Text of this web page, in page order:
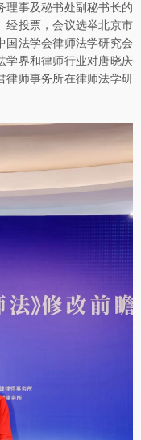
理事及秘书处副秘书长的
经投票，会议选举北京市
国法学会律师法学研究会
学界和律师行业对唐晓庆
律师事务所在律师法学研